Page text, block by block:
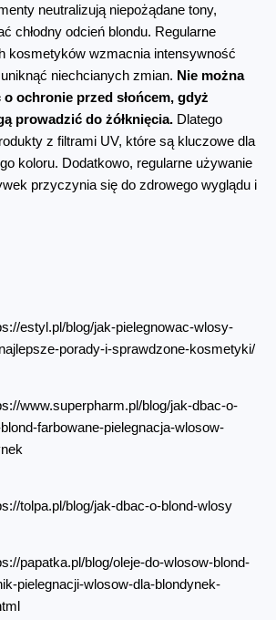
neutralizują niepożądane tony,
chłodny odcień blondu. Regularne
kosmetyków wzmacnia intensywność
niechcianych zmian. Nie można
ochronie przed słońcem, gdyż
prowadzić do żółknięcia. Dlatego
z filtrami UV, które są kluczowe dla
koloru. Dodatkowo, regularne używanie
przyczynia się do zdrowego wyglądu i
estyl.pl/blog/jak-pielegnowac-wlosy-
porady-i-sprawdzone-kosmetyki/
www.superpharm.pl/blog/jak-dbac-o-
farbowane-pielegnacja-wlosow-
tolpa.pl/blog/jak-dbac-o-blond-wlosy
papatka.pl/blog/oleje-do-wlosow-blond-
pielegnacji-wlosow-dla-blondynek-